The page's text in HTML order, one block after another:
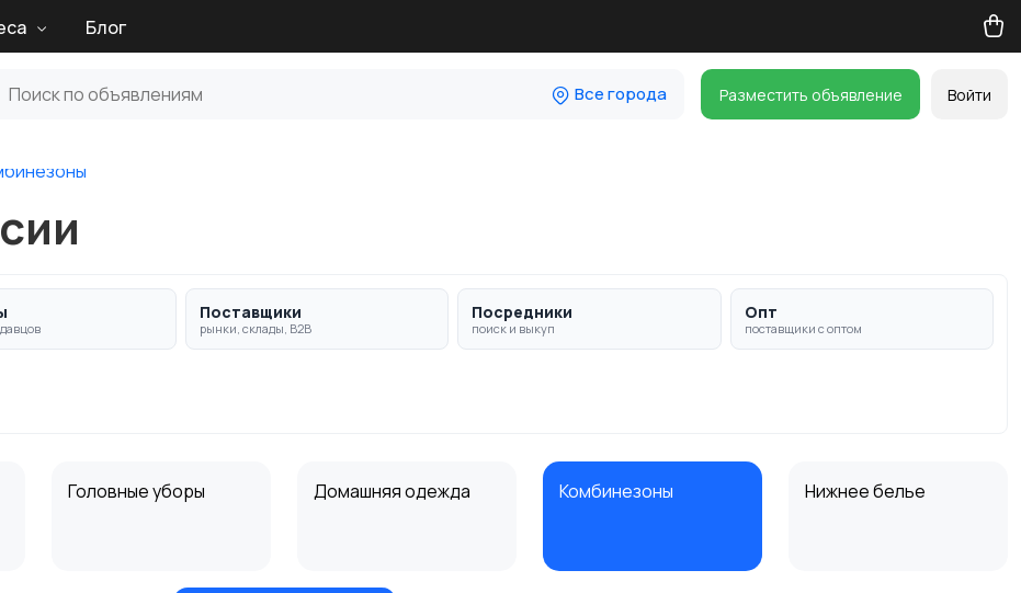
Блог
Все города Разместить объявление Войти
Поставщики
рынки, склады, B2B
Посредники
поиск и выкуп
Опт
поставщики с оптом
Головные уборы Домашняя одежда Комбинезоны Нижнее белье